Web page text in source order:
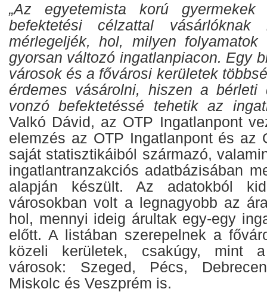
„Az egyetemista korú
befektetési célzattal
mérlegeljék, hol, milyen
gyorsan változó ingatlanpiacon. Egy
városok és a fővárosi kerületek
érdemes vásárolni, hiszen a bérleti
vonzó befektetéssé tehetik az
Valkó Dávid, az OTP Ingatlanpont
elemzés az OTP Ingatlanpont és az
saját statisztikáiból származó,
ingatlantranzakciós adatbázisában
alapján készült. Az adatokból
városokban volt a legnagyobb az
hol, mennyi ideig árultak egy-egy
előtt. A listában szerepelnek a
közeli kerületek, csakúgy, mint
városok: Szeged, Pécs,
Miskolc és Veszprém is.